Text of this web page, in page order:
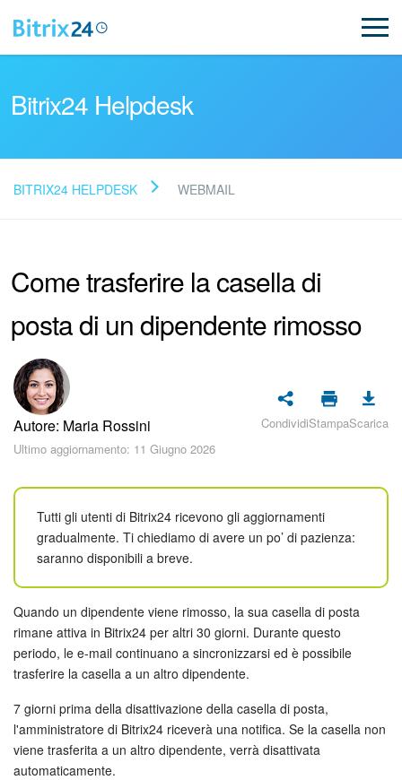
Novità
Supporto Bitrix24
Registrazione e accesso
Piani e pagamento
Sicurezza in Bitrix24
CoPilot: IA in Bitrix24
Feed
Messenger
Collab
Calendario
Bitrix24 Drive
Bitrix24 Helpdesk
BITRIX24 HELPDESK WEBMAIL
Come trasferire la casella di
posta di un dipendente rimosso
Autore: Maria Rossini
Ultimo aggiornamento: 11 Giugno 2026
CondividiStampaScarica
Tutti gli utenti di Bitrix24 ricevono gli aggiornamenti
gradualmente. Ti chiediamo di avere un po’ di pazienza:
saranno disponibili a breve.
Quando un dipendente viene rimosso, la sua casella di posta
rimane attiva in Bitrix24 per altri 30 giorni. Durante questo
periodo, le e-mail continuano a sincronizzarsi ed è possibile
trasferire la casella a un altro dipendente.
7 giorni prima della disattivazione della casella di posta,
l'amministratore di Bitrix24 riceverà una notifica. Se la casella non
viene trasferita a un altro dipendente, verrà disattivata
automaticamente.